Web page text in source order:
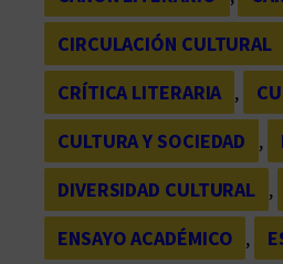
CIRCULACIÓN CULTURAL
CRÍTICA LITERARIA ,
CULTURA Y SOCIEDAD
,
DIVERSIDAD CULTURAL ,
ENSAYO ACADÉMICO ,